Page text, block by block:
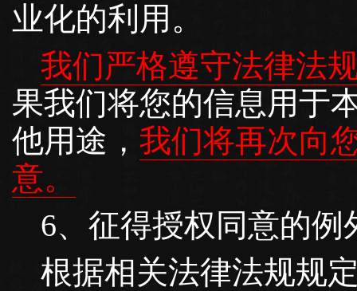
业化的利用。
我们严格遵守法律法
果我们将您的信息用于
他用途， 我们将再次向
意。
6、征得授权同意的例
根据相关法律法规规